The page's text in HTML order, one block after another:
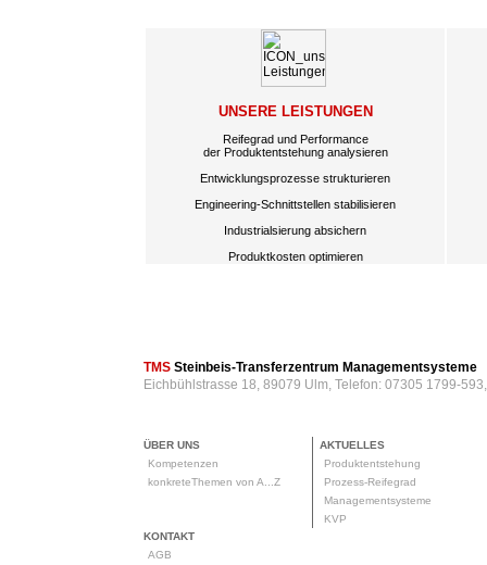
UNSERE LEISTUNGEN
Reifegrad und Performance
der Produktentstehung analysieren
Entwicklungsprozesse strukturieren
Engineering-Schnittstellen stabilisieren
Industrialsierung absichern
Produktkosten optimieren
TMS Steinbeis-Transferzentrum Managementsysteme
Eichbühlstrasse 18, 89079 Ulm, Telefon: 07305 1799-
ÜBER UNS
Kompetenzen
konkreteThemen von A...Z
AKTUELLES
Produktentstehung
Prozess-Reifegrad
Managementsysteme
KVP
KONTAKT
AGB